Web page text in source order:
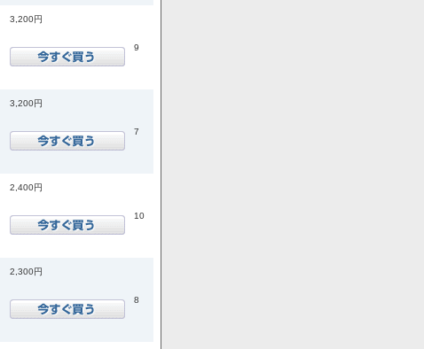
3,200円
9
3,200円
7
2,400円
10
2,300円
8